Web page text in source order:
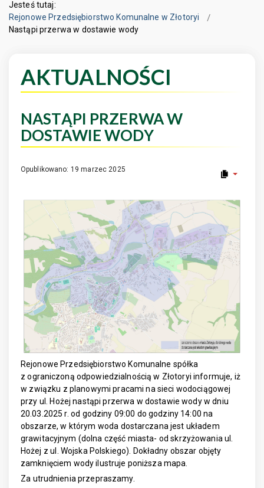
Jesteś tutaj:
Rejonowe Przedsiębiorstwo Komunalne w Złotoryi
Nastąpi przerwa w dostawie wody
AKTUALNOŚCI
NASTĄPI PRZERWA W
DOSTAWIE WODY
Opublikowano: 19 marzec 2025
Rejonowe Przedsiębiorstwo Komunalne spółka
z ograniczoną odpowiedzialnością w Złotoryi informuje, iż
w związku z planowymi pracami na sieci wodociągowej
przy ul. Hożej nastąpi przerwa w dostawie wody w dniu
20.03.2025 r. od godziny 09:00 do godziny 14:00 na
obszarze, w którym woda dostarczana jest układem
grawitacyjnym (dolna część miasta- od skrzyżowania ul.
Hożej z ul. Wojska Polskiego). Dokładny obszar objęty
zamknięciem wody ilustruje poniższa mapa.
Za utrudnienia przepraszamy.